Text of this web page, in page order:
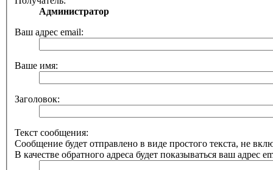
Администратор
Ваш адрес email:
Ваше имя:
Заголовок:
Текст сообщения:
Сообщение будет отправлено в виде простого текста, не
В качестве обратного адреса будет показываться ваш адрес